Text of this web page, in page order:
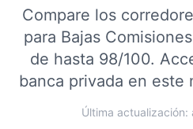
Compare los
para Bajas
de hasta 98/100.
banca privada en este
Última